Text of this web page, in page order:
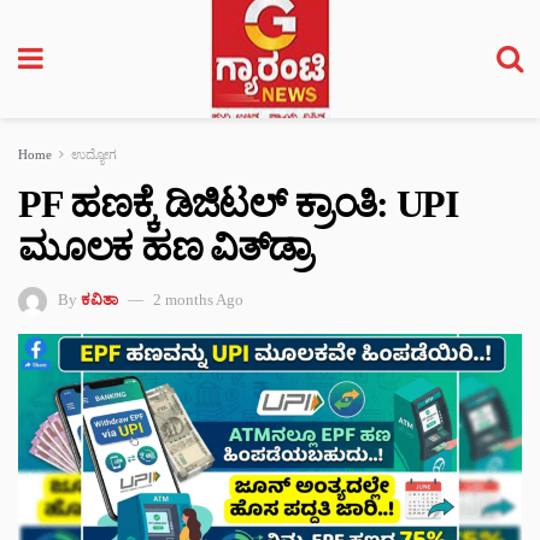
Home ಉದ್ಯೋಗ
PF ಹಣಕ್ಕೆ ಡಿಜಿಟಲ್ ಕ್ರಾಂತಿ: UPI
ಮೂಲಕ ಹಣ ವಿತ್‌ಡ್ರಾ
By ಕವಿತಾ 2 months Ago